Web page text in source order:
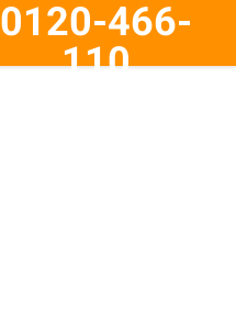
0120-466-
110